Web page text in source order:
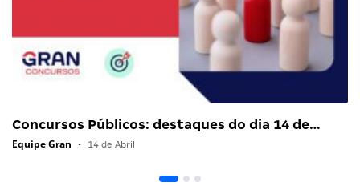
Concursos Públicos: destaques do dia 14 de…
Equipe Gran • 14 de Abril